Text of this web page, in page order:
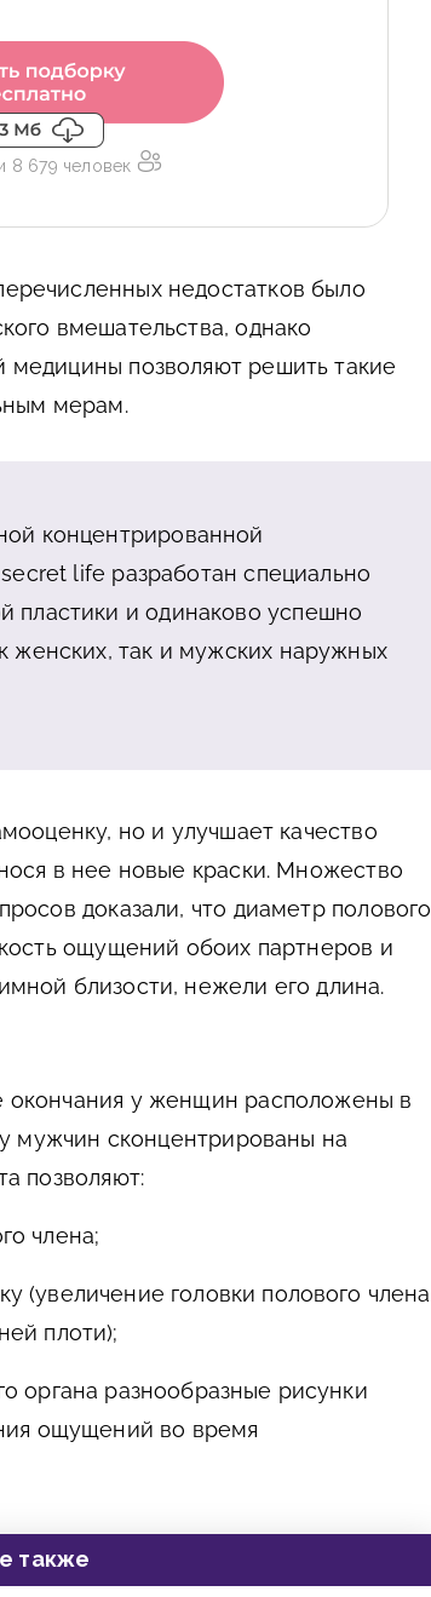
8 679 человек
недостатков было
вмешательства, однако
позволяют решить такие
мерам.
концентрированной
life разработан специально
пластики и одинаково успешно
женских, так и мужских наружных
но и улучшает качество
в нее новые краски. Множество
доказали, что диаметр полового
ощущений обоих партнеров и
близости, нежели его длина.
окончания у женщин расположены в
мужчин сконцентрированы на
позволяют:
члена;
(увеличение головки полового члена
плоти);
органа разнообразные рисунки
ощущений во время
также